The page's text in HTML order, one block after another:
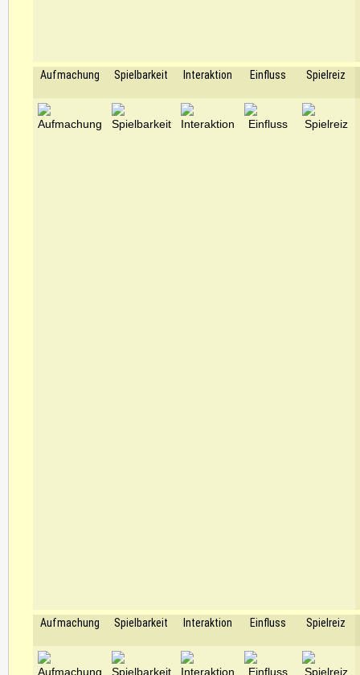
Aufmachung Spielbarkeit Interaktion Einfluss Spielreiz
Aufmachung Spielbarkeit Interaktion Einfluss Spielreiz